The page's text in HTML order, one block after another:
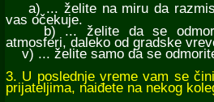
a) ... želite na miru da
vas očekuje.
b) ... želite da se
atmosferi, daleko od gradske
v) ... želite samo da se
3. U poslednje vreme vam se
prijateljima, naiđete na nekog